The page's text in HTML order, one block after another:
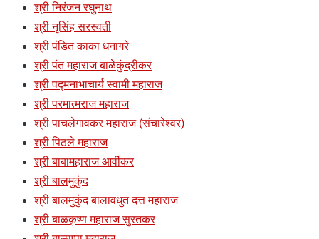
श्री निरंजन रघुनाथ
श्री नृसिंह सरस्वती
श्री पंडित काका धनागरे
श्री पंत महाराज बाळेकुंद्रीकर
श्री पद्मनाभाचार्य स्वामी महाराज
श्री परमात्मराज महाराज
श्री पाचलेगावकर महाराज (संचारेश्वर)
श्री पिठले महाराज
श्री बाबामहाराज आर्वीकर
श्री बालमुकुंद
श्री बालमुकुंद बालावधुत दत्त महाराज
श्री बाळकृष्ण महाराज सुरतकर